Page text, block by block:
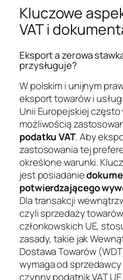
Kluczowe
VAT i
Eksport a zerowa
przysługuje?
W polskim i unijnym
eksport towarów i
Unii Europejskiej często
możliwością
podatku VAT. Aby
zastosowania tej
określone warunki.
jest posiadanie
potwierdzającego
Dla transakcji
czyli sprzedaży
członkowskich UE,
zasady, takie jak
Dostawa Towarów
wymaga od
czynny podatnik VAT